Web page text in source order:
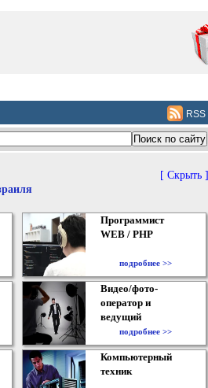
RSS
[ Скрыть ]
Программист
WEB / PHP
подробнее >>
Видео/фото-
оператор и
ведущий
подробнее >>
Компьютерный
техник